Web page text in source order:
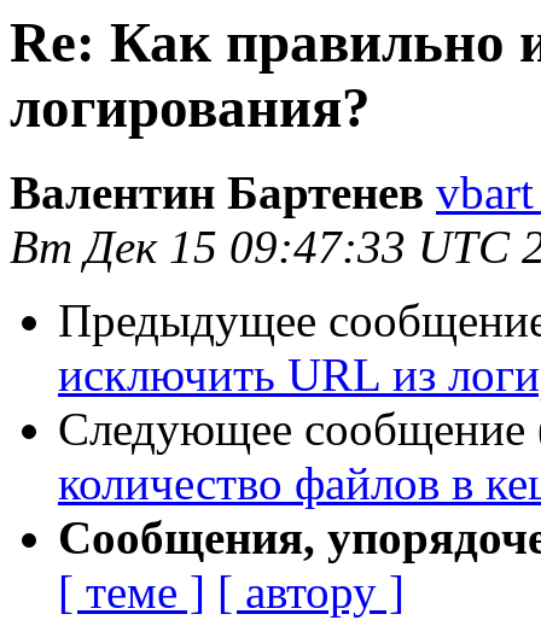
Re: Как правильно
логирования?
Валентин Бартенев
Вт Дек 15 09:47:33 UTC
Предыдущее
исключить URL из
Следующее сообщение
количество файлов в
Сообщения,
[ теме ] [ автору ]